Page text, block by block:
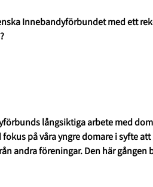
Innebandyförbundet med ett
långsiktiga arbete med
på våra yngre domare i syfte
andra föreningar. Den här gången